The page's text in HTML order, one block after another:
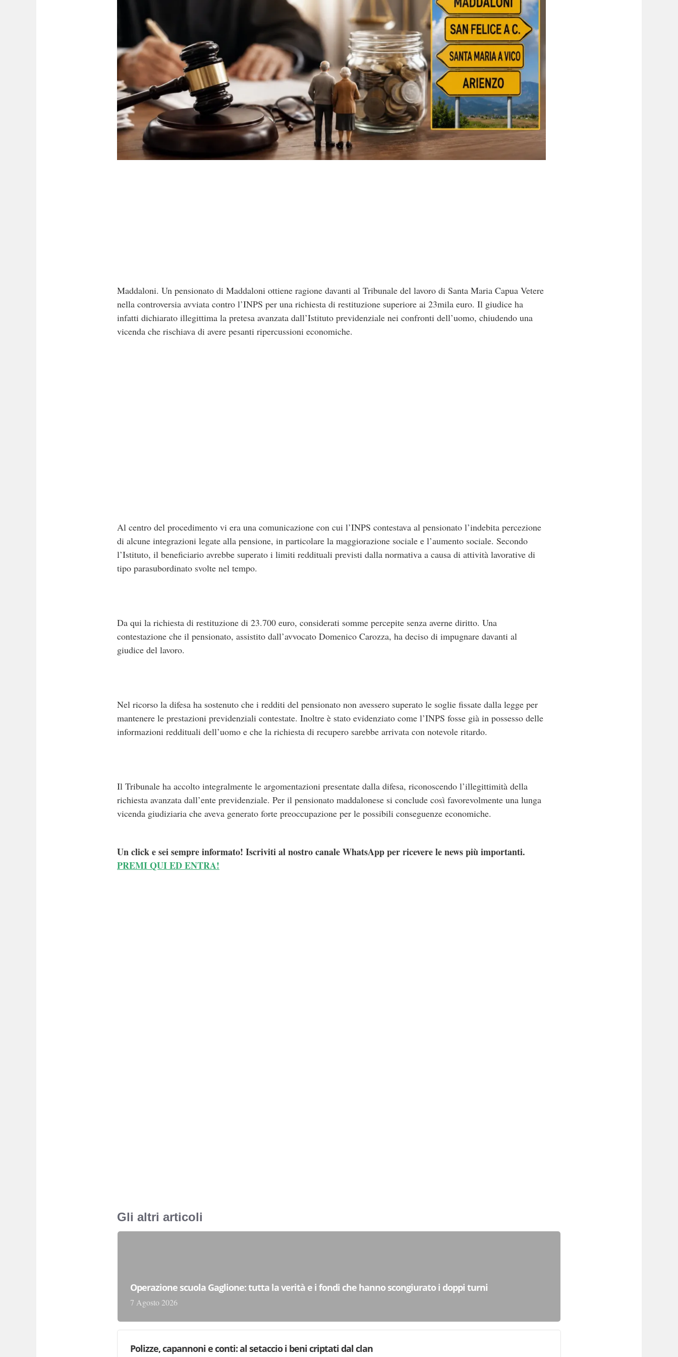
Maddaloni. Un pensionato di Maddaloni ottiene ragione davanti al Tribunale del lavoro di Santa Maria Capua Vetere
nella controversia avviata contro l’INPS per una richiesta di restituzione superiore ai 23mila euro. Il giudice ha
infatti dichiarato illegittima la pretesa avanzata dall’Istituto previdenziale nei confronti dell’uomo, chiudendo una
vicenda che rischiava di avere pesanti ripercussioni economiche.
Al centro del procedimento vi era una comunicazione con cui l’INPS contestava al pensionato l’indebita percezione
di alcune integrazioni legate alla pensione, in particolare la maggiorazione sociale e l’aumento sociale. Secondo
l’Istituto, il beneficiario avrebbe superato i limiti reddituali previsti dalla normativa a causa di attività lavorative di
tipo parasubordinato svolte nel tempo.
Da qui la richiesta di restituzione di 23.700 euro, considerati somme percepite senza averne diritto. Una
contestazione che il pensionato, assistito dall’avvocato Domenico Carozza, ha deciso di impugnare davanti al
giudice del lavoro.
Nel ricorso la difesa ha sostenuto che i redditi del pensionato non avessero superato le soglie fissate dalla legge per
mantenere le prestazioni previdenziali contestate. Inoltre è stato evidenziato come l’INPS fosse già in possesso delle
informazioni reddituali dell’uomo e che la richiesta di recupero sarebbe arrivata con notevole ritardo.
Il Tribunale ha accolto integralmente le argomentazioni presentate dalla difesa, riconoscendo l’illegittimità della
richiesta avanzata dall’ente previdenziale. Per il pensionato maddalonese si conclude così favorevolmente una lunga
vicenda giudiziaria che aveva generato forte preoccupazione per le possibili conseguenze economiche.
Un click e sei sempre informato! Iscriviti al nostro canale WhatsApp per ricevere le news più importanti.
PREMI QUI ED ENTRA!
Gli altri articoli
Operazione scuola Gaglione: tutta la verità e i fondi che hanno scongiurato i doppi turni
7 Agosto 2026
Polizze, capannoni e conti: al setaccio i beni criptati dal clan